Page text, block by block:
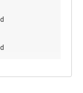
systemctl restart containerd